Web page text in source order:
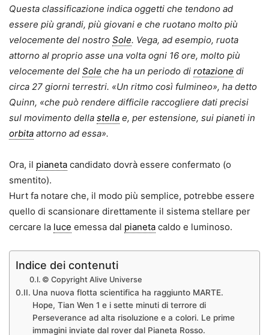
Questa classificazione indica oggetti che tendono ad
essere più grandi, più giovani e che ruotano molto più
velocemente del nostro Sole. Vega, ad esempio, ruota
attorno al proprio asse una volta ogni 16 ore, molto più
velocemente del Sole che ha un periodo di rotazione di
circa 27 giorni terrestri. «Un ritmo così fulmineo», ha detto
Quinn, «che può rendere difficile raccogliere dati precisi
sul movimento della stella e, per estensione, sui pianeti in
orbita attorno ad essa».
Ora, il pianeta candidato dovrà essere confermato (o
smentito).
Hurt fa notare che, il modo più semplice, potrebbe essere
quello di scansionare direttamente il sistema stellare per
cercare la luce emessa dal pianeta caldo e luminoso.
Indice dei contenuti
© Copyright Alive Universe
Una nuova flotta scientifica ha raggiunto MARTE.
Hope, Tian Wen 1 e i sette minuti di terrore di
Perseverance ad alta risoluzione e a colori. Le prime
immagini inviate dal rover dal Pianeta Rosso.